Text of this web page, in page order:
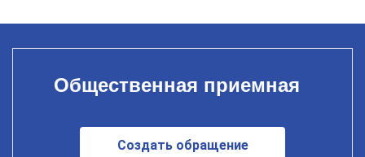
Общественная приемная
Создать обращение